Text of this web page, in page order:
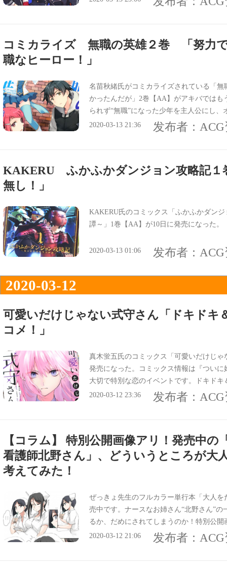
コミカライズ 無職の英雄２巻 「努力
職なヒーロー！」
名苗秋緒氏がコミカライズされている「
かったんだが」2巻【AA】がアキバでは
られず“無職”になった少年を主人公にし
努力でチートを凌駕する無職なヒーロー！
2020-03-13 21:36 发布者：
KAKERU ふかふかダンジョン攻略記
無し！」
KAKERU氏のコミックス「ふかふかダン
譚～」1巻【AA】が10日に発売になった。
2020-03-13 01:06 发布者：
2020-03-12
可愛いだけじゃない式守さん「ドキドキ
コメ！」
真木蛍五氏のコミックス「可愛いだけじ
発売になった。コミックス情報は『つい
大切で特別な恋のイベントです。ドキド
ってる。
2020-03-12 23:36 发布者：
【コラム】 特別公開画像アリ！発売中の
看護師北野さん」、どういうところが大
考えてみた！
ぜっきょ先生のフルカラー単行本「大人
売中です。ナースなお姉さん“北野さん”
るか、だめにされてしまうのか！特別公
2020-03-12 21:06
发布者：